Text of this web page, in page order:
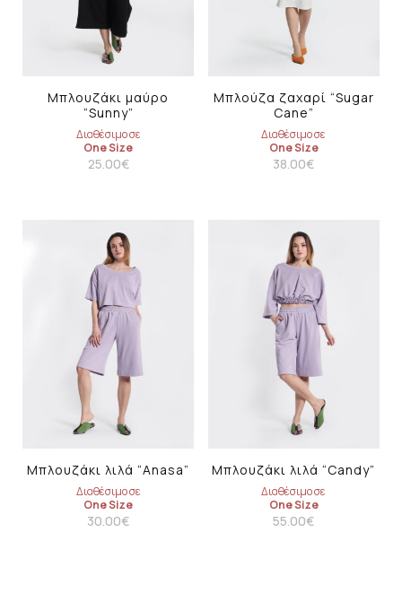
Μπλουζάκι μαύρο
“Sunny”
Διαθέσιμο σε
One Size
25.00€
Μπλούζα ζαχαρί “Sugar
Cane”
Διαθέσιμο σε
One Size
38.00€
Μπλουζάκι λιλά “Anasa”
Διαθέσιμο σε
One Size
30.00€
Μπλουζάκι λιλά “Candy”
Διαθέσιμο σε
One Size
55.00€